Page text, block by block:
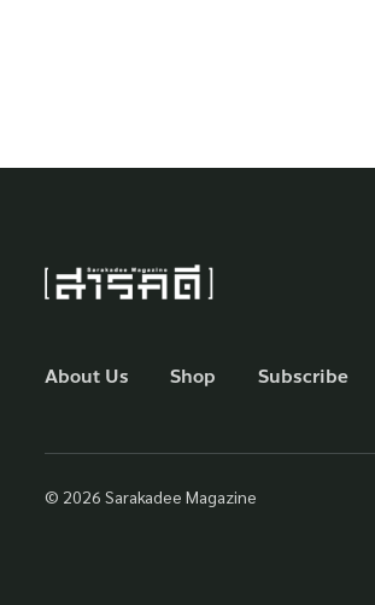
About Us Shop Subscribe
© 2026 Sarakadee Magazine